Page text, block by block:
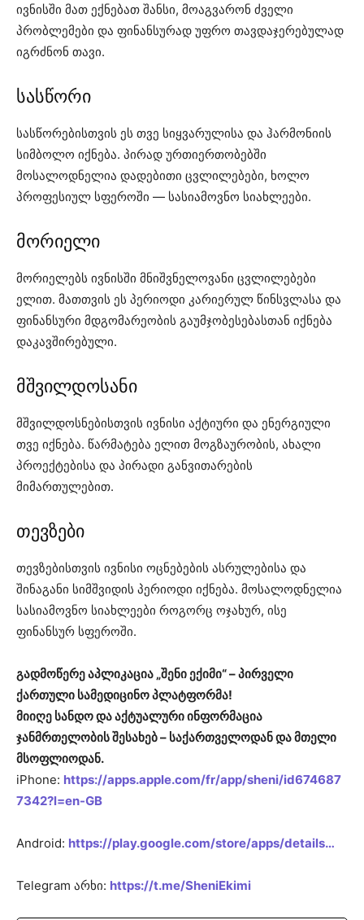
ივნისში მათ ექნებათ შანსი, მოაგვარონ ძველი
პრობლემები და ფინანსურად უფრო თავდაჯერებულად
იგრძნონ თავი.
სასწორი
სასწორებისთვის ეს თვე სიყვარულისა და ჰარმონიის
სიმბოლო იქნება. პირად ურთიერთობებში
მოსალოდნელია დადებითი ცვლილებები, ხოლო
პროფესიულ სფეროში — სასიამოვნო სიახლეები.
მორიელი
მორიელებს ივნისში მნიშვნელოვანი ცვლილებები
ელით. მათთვის ეს პერიოდი კარიერულ წინსვლასა და
ფინანსური მდგომარეობის გაუმჯობესებასთან იქნება
დაკავშირებული.
მშვილდოსანი
მშვილდოსნებისთვის ივნისი აქტიური და ენერგიული
თვე იქნება. წარმატება ელით მოგზაურობის, ახალი
პროექტებისა და პირადი განვითარების
მიმართულებით.
თევზები
თევზებისთვის ივნისი ოცნებების ასრულებისა და
შინაგანი სიმშვიდის პერიოდი იქნება. მოსალოდნელია
სასიამოვნო სიახლეები როგორც ოჯახურ, ისე
ფინანსურ სფეროში.
გადმოწერე აპლიკაცია „შენი ექიმი“ – პირველი
ქართული სამედიცინო პლატფორმა!
მიიღე სანდო და აქტუალური ინფორმაცია
ჯანმრთელობის შესახებ – საქართველოდან და მთელი
მსოფლიოდან.
iPhone: https://apps.apple.com/fr/app/sheni/id674687
7342?l=en-GB
Android: https://play.google.com/store/apps/details…
Telegram არხი: https://t.me/SheniEkimi